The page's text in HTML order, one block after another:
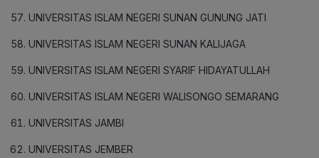
UNIVERSITAS ISLAM NEGERI SUNAN GUNUNG JATI
UNIVERSITAS ISLAM NEGERI SUNAN KALIJAGA
UNIVERSITAS ISLAM NEGERI SYARIF HIDAYATULLAH
UNIVERSITAS ISLAM NEGERI WALISONGO SEMARANG
UNIVERSITAS JAMBI
UNIVERSITAS JEMBER